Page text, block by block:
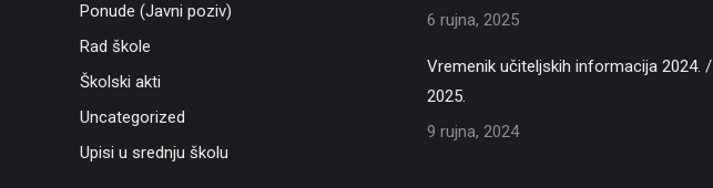
Ponude (Javni poziv)
Rad škole
Školski akti
Uncategorized
Upisi u srednju školu
6 rujna, 2025
Vremenik učiteljskih informacija 2024. /
2025.
9 rujna, 2024